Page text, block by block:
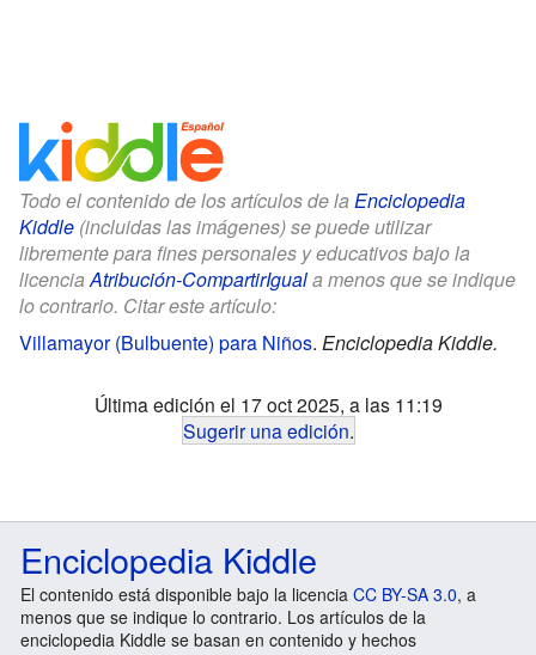
Todo el contenido de los artículos de la Enciclopedia
Kiddle (incluidas las imágenes) se puede utilizar
libremente para fines personales y educativos bajo la
licenciaAtribución-CompartirIguala menos que se indique
lo contrario. Citar este artículo:
Villamayor (Bulbuente) para Niños. Enciclopedia Kiddle.
Última edición el 17 oct 2025, a las 11:19
Sugerir una edición.
Enciclopedia Kiddle
El contenido está disponible bajo la licencia CC BY-SA 3.0, a
menos que se indique lo contrario. Los artículos de la
enciclopedia Kiddle se basan en contenido y hechos